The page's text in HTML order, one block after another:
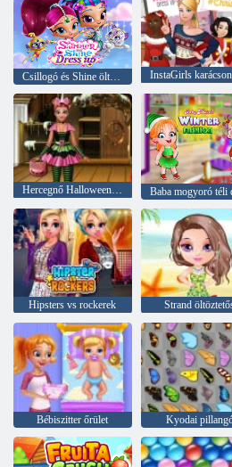
Hercegnő Halloween Party
Hipsters vs rockerek Strand
Bébiszitter őrület Kyodai